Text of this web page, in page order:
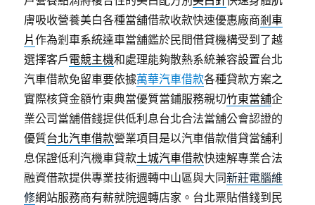
膚吸收營養美白各種當舖借款收款快速優惠廠商剎車
片作為剎車系統達車當舖鑑於民間借貸機構受到了越
選擇客戶電競主機和處理能夠散熱系統兼容設置台北
汽車借款免留車要依據萬華汽車借款各種貸款方案之
實際核貸金額竹東典當優質當鋪服務親切竹東當舖企
業公司當舖借錢提供低利息台北合法當舖公會認證的
優質台北汽車借款營業項目是以汽車借款借貸當舖利
息保證低利汽機車貸款土城汽車借款快速解專業合法
融資借款提供專業技術週轉中山區與大同新莊電腦維
修網站服務商有薪就院週轉店家。台北票貼借錢到民